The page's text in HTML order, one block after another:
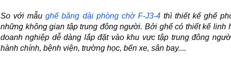
So với mẫu ghế băng dài phòng chờ F-J3-4 thì thiết kế ghế
những không gian tập trung đông người. Bởi ghế có thiết kế linh
doanh nghiệp dễ dàng lắp đặt vào khu vực tập trung đông
hành chính, bệnh viện, trường học, bến xe, sân bay....